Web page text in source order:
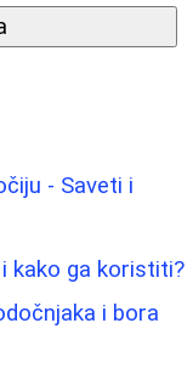
- Saveti i
kako ga koristiti?
i bora